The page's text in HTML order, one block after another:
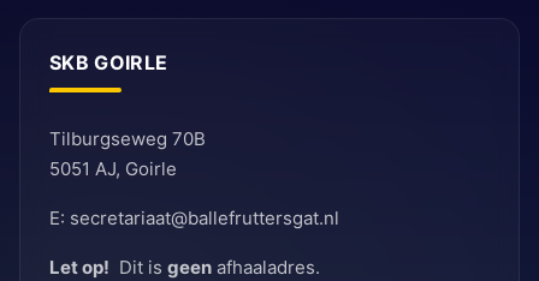
SKB GOIRLE
Tilburgseweg 70B
5051 AJ, Goirle
E: secretariaat@ballefruttersgat.nl
Let op! Dit is geen afhaaladres.